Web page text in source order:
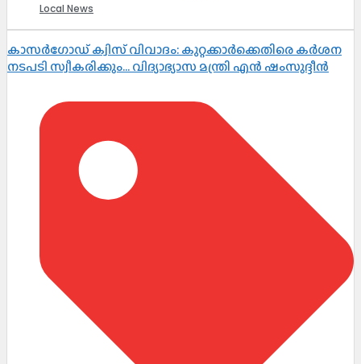
Local News
കാസർഗോഡ് ക്വിസ് വിവാദം: കുറ്റക്കാർക്കെതിരെ കർശന
നടപടി സ്വീകരിക്കും… വിദ്യാഭ്യാസ മന്ത്രി എൻ ഷംസുദ്ദീൻ